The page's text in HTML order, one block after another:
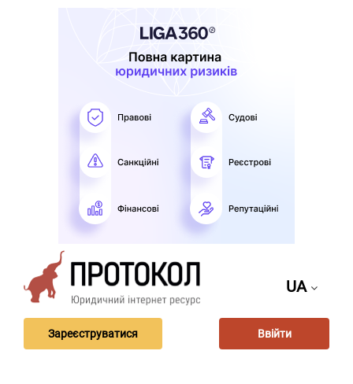
UA
Зареєструватися Ввійти